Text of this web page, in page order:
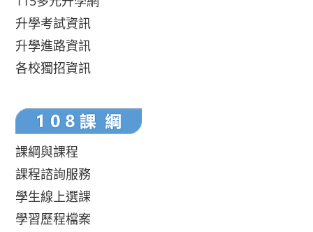
升學考試資訊
升學進路資訊
各校獨招資訊
課綱與課程
課程諮詢服務
學生線上選課
學習歷程檔案